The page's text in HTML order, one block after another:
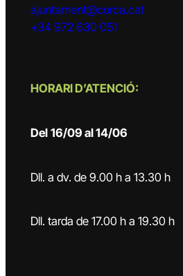
ajuntament@corca.cat
+34 972 630 051
HORARI D’ATENCIÓ:
Del 16/09 al 14/06
Dll. a dv. de 9.00 h a 13.30 h
Dll. tarda de 17.00 h a 19.30 h